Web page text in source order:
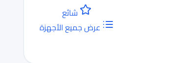
شائع
عرض جميع الأجهزة